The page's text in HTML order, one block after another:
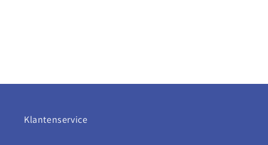
Klantenservice